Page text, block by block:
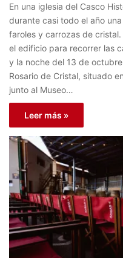
En una iglesia del Casco
durante casi todo el año
faroles y carrozas de
el edificio para recorrer las
y la noche del 13 de
Rosario de Cristal, situado
junto al Museo…
Leer más »